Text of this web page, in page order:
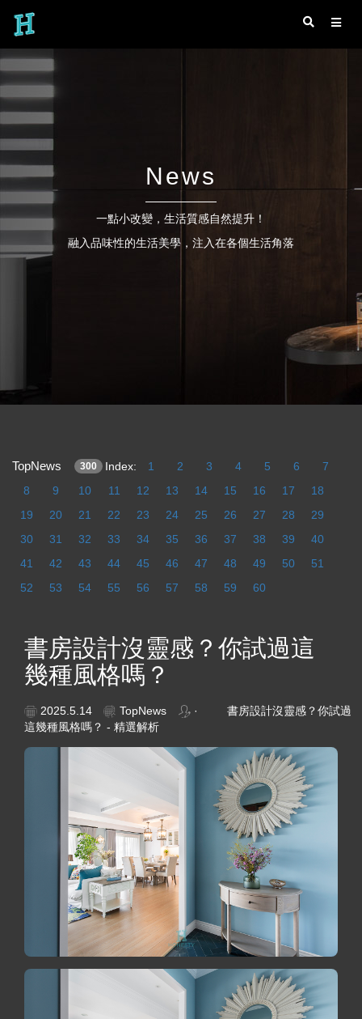
News
一點小改變，生活質感自然提升！
融入品味性的生活美學，注入在各個生活角落
TopNews 300 Index: 1 2 3 4 5 6
7
8
9 10 11 12 13 14 15 16 17
18
19
20 21 22 23 24 25 26 27 28
29
30
31 32 33 34 35 36 37 38 39
40
41
42 43 44 45 46 47 48 49 50
51
52
53 54 55 56 57 58 59 60
書房設計沒靈感？你試過這
幾種風格嗎？
2025.5.14 TopNews
· 書房設計沒靈感？你試過
這幾種風格嗎？ - 精選解析